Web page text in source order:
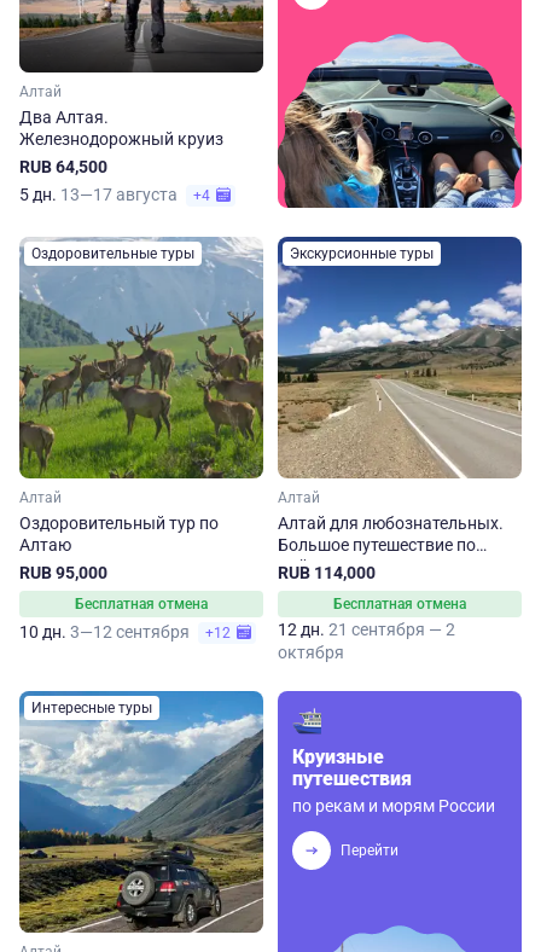
Алтай
Два Алтая.
Железнодорожный круиз
RUB 64,500
5 дн. 13—17 августа +4
Оздоровительные туры
Алтай
Оздоровительный тур по
Алтаю
RUB 95,000
Бесплатная отмена
10 дн. 3—12 сентября +12
Экскурсионные туры
Алтай
Алтай для любознательных.
Большое путешествие по
Чуйскому тракту, Телецкому
озеру и Белокурихе
RUB 114,000
Бесплатная отмена
12 дн. 21 сентября — 2
октября
Интересные туры
Круизные
путешествия
по рекам и морям России
Перейти